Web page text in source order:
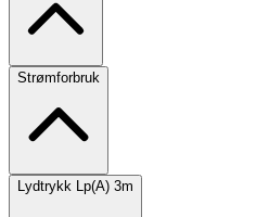
Strømforbruk
Lydtrykk Lp(A) 3m